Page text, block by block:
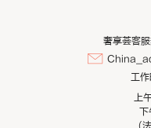
奢享荟客
工
上
(